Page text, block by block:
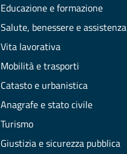
Educazione e formazione
Salute, benessere e assistenza
Vita lavorativa
Mobilità e trasporti
Catasto e urbanistica
Anagrafe e stato civile
Turismo
Giustizia e sicurezza pubblica